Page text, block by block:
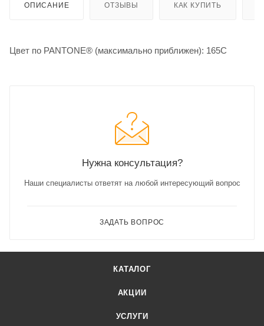
ОПИСАНИЕ ОТЗЫВЫ КАК КУПИТЬ
Цвет по PANTONE® (максимально приближен): 165C
Нужна консультация?
Наши специалисты ответят на любой интересующий вопрос
ЗАДАТЬ ВОПРОС
КАТАЛОГ
АКЦИИ
УСЛУГИ